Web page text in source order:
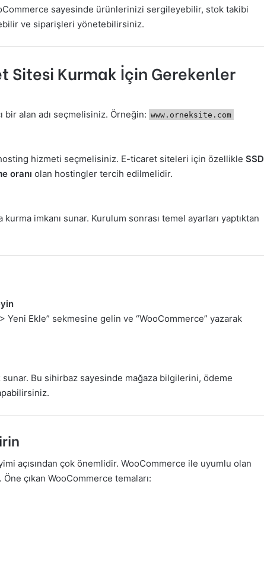
sayesinde ürünlerinizi sergileyebilir, stok takibi
ve siparişleri yönetebilirsiniz.
Sitesi Kurmak İçin Gerekenler
bir alan adı seçmelisiniz. Örneğin: www.orneksite.com
hizmeti seçmelisiniz. E-ticaret siteleri için özellikle SSD
oranı olan hostingler tercih edilmelidir.
imkanı sunar. Kurulum sonrası temel ayarları yaptıktan
Ekle” sekmesine gelin ve “WooCommerce” yazarak
Bu sihirbaz sayesinde mağaza bilgilerini, ödeme
açısından çok önemlidir. WooCommerce ile uyumlu olan
çıkan WooCommerce temaları: